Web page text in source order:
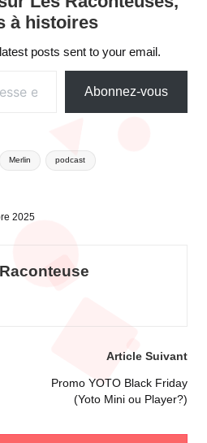
à histoires
posts sent to your email.
Abonnez-vous
Merlin podcast
2025
Article Suivant
Promo YOTO Black Friday
(Yoto Mini ou Player?)